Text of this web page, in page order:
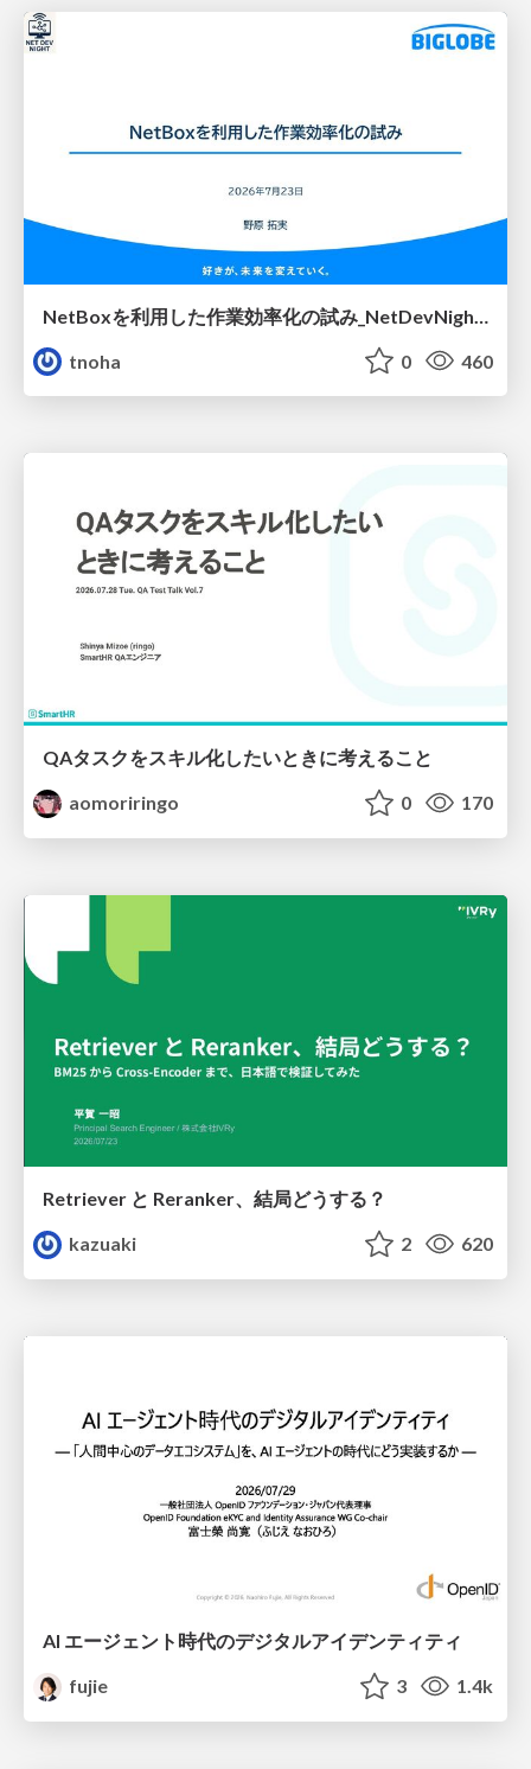
tnoha
0 460
QAタスクをスキル化したいときに考えること
aomoriringo
0 170
Retriever と Reranker、結局どうする？
kazuaki
2 620
AI エージェント時代のデジタルアイデンティティ
fujie
3 1.4k